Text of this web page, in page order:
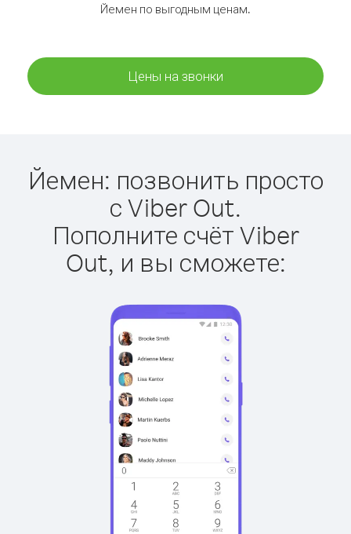
Йемен по выгодным ценам.
Цены на звонки
Йемен: позвонить просто
с Viber Out.
Пополните счёт Viber
Out, и вы сможете: